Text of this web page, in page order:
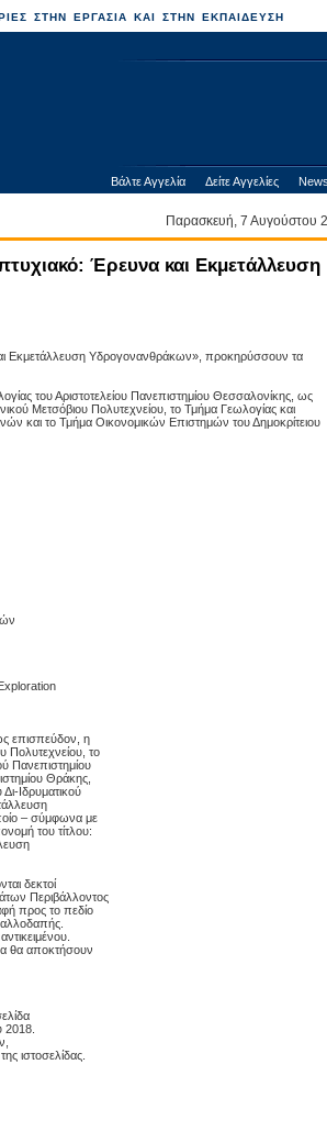
ΣΤΗΝ ΕΡΓΑΣΙΑ ΚΑΙ ΣΤΗΝ ΕΚΠΑΙΔΕΥΣΗ
Βάλτε Αγγελία Δείτε Αγγελίες
Παρασκευή, 7 Αυγούστου
Έρευνα και Εκμετάλλευση
Εκμετάλλευση Υδρογονανθράκων», προκηρύσσουν τα
του Αριστοτελείου Πανεπιστημίου Θεσσαλονίκης, ως
Μετσόβιου Πολυτεχνείου, το Τμήμα Γεωλογίας και
και το Τμήμα Οικονομικών Επιστημών του Δημοκρίτειου
επισπεύδον, η
το
Πανεπιστημίου
Θράκης,
Ιδρυματικού
– σύμφωνα με
του τίτλου:
δεκτοί
Περιβάλλοντος
προς το πεδίο
θα αποκτήσουν
2018.
ιστοσελίδας.